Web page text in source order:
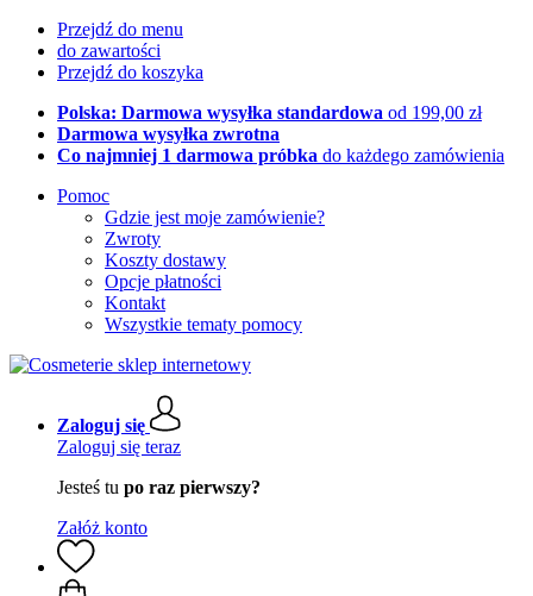
Przejdź do menu
do zawartości
Przejdź do koszyka
Polska: Darmowa wysyłka standardowa od 199,00 zł
Darmowa wysyłka zwrotna
Co najmniej 1 darmowa próbka do każdego zamówienia
Pomoc
Gdzie jest moje zamówienie?
Zwroty
Koszty dostawy
Opcje płatności
Kontakt
Wszystkie tematy pomocy
Zaloguj się
Zaloguj się teraz
Jesteś tu po raz pierwszy?
Załóż konto